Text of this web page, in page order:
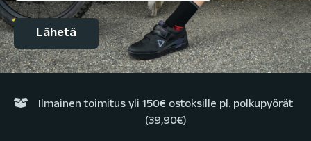
Ilmainen toimitus yli 150€ ostoksille pl. polkupyörät
(39,90€)